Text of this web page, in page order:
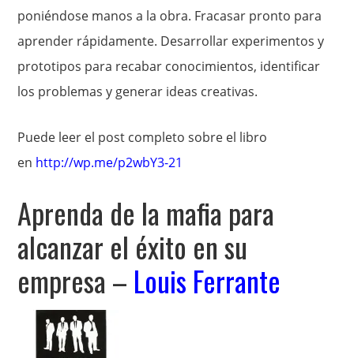
poniéndose manos a la obra. Fracasar pronto para
aprender rápidamente. Desarrollar experimentos y
prototipos para recabar conocimientos, identificar
los problemas y generar ideas creativas.
Puede leer el post completo sobre el libro
en http://wp.me/p2wbY3-21
Aprenda de la mafia para
alcanzar el éxito en su
empresa – Louis Ferrante